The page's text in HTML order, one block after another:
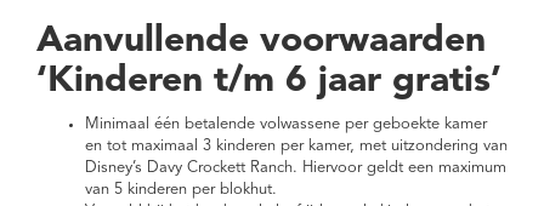
Aanvullende voorwaarden
‘Kinderen t/m 6 jaar gratis’
Minimaal één betalende volwassene per geboekte kamer
en tot maximaal 3 kinderen per kamer, met uitzondering van
Disney’s Davy Crockett Ranch. Hiervoor geldt een maximum
van 5 kinderen per blokhut.